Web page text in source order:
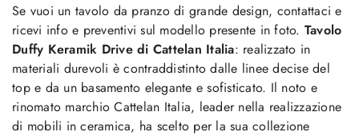
Se vuoi un tavolo da pranzo di grande design, contattaci e
ricevi info e preventivi sul modello presente in foto. Tavolo
Duffy Keramik Drive di Cattelan Italia: realizzato in
materiali durevoli è contraddistinto dalle linee decise del
top e da un basamento elegante e sofisticato. Il noto e
rinomato marchio Cattelan Italia, leader nella realizzazione
di mobili in ceramica, ha scelto per la sua collezione